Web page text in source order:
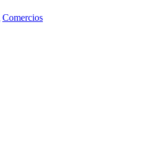
Comercios